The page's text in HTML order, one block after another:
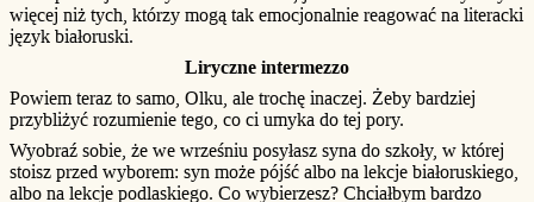
więcej niż tych, którzy mogą tak emocjonalnie reagować na literacki
język białoruski.
Liryczne intermezzo
Powiem teraz to samo, Olku, ale trochę inaczej. Żeby bardziej
przybliżyć rozumienie tego, co ci umyka do tej pory.
Wyobraź sobie, że we wrześniu posyłasz syna do szkoły, w której
stoisz przed wyborem: syn może pójść albo na lekcje białoruskiego,
albo na lekcje podlaskiego. Co wybierzesz? Chciałbym bardzo